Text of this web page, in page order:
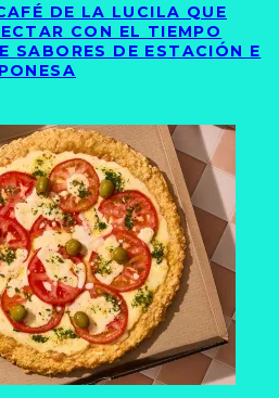
DE LA LUCILA QUE
CON EL TIEMPO
SABORES DE ESTACIÓN E